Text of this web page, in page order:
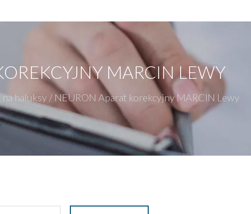
MARCIN LEWY
haluksy / NEURON Aparat korekcyjny MARCIN Lewy